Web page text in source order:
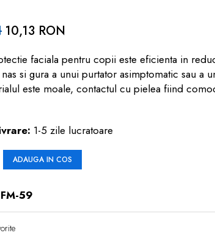
10,13 RON
faciala pentru copii este eficienta in
si gura a unui purtator asimptomatic sau a
este moale, contactul cu pielea fiind
1-5 zile lucratoare
ADAUGA IN COS
FM-59